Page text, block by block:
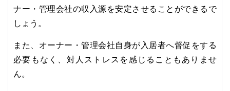
ナー・管理会社の収入源を安定させることができるで
しょう。
また、オーナー・管理会社自身が入居者へ督促をする
必要もなく、対人ストレスを感じることもありませ
ん。